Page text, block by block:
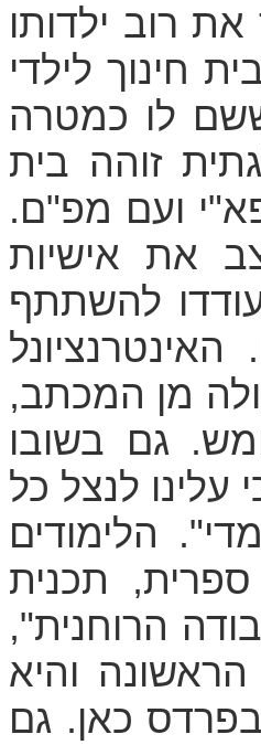
רוב ילדותו
"בית חינוך לילדי
ניסיוני ששם לו כמטרה
זוהה בית
ועם מפ"ם.
את אישיות
להשתתף
מן המכתב,
גם בשובו
עלינו לנצל כל
הלימודים
תכנית
הרוחנית",
והיא
כאן. גם